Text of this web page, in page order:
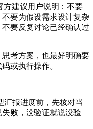
方建议用户说明：不要
要为假设需求设计复杂
要反复讨论已经确认过
考方案，也最好明确要
或执行操作。
汇报进度前，先核对当
败，没验证就说没验